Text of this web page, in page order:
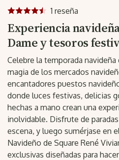
1 reseña
Experiencia
Dame y tesoros
Celebre la temporada
magia de los mercados
encantadores puestos
donde luces festivas, delicias
hechas a mano crean una
inolvidable. Disfrute de
escena, y luego sumérjase en
Navideño de Square René
exclusivas diseñadas para